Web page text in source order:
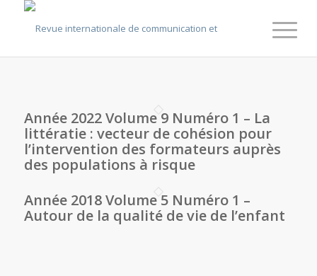
Année 2022 Volume 9 Numéro 1 – La
littératie : vecteur de cohésion pour
l’intervention des formateurs auprès
des populations à risque
Année 2018 Volume 5 Numéro 1 –
Autour de la qualité de vie de l’enfant